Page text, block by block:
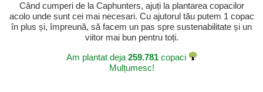
Când cumperi de la Caphunters, ajuți la plantarea copacilor
acolo unde sunt cei mai necesari. Cu ajutorul tău putem 1 copac
în plus și, împreună, să facem un pas spre sustenabilitate și un
viitor mai bun pentru toți.
Am plantat deja 259.781copaci
Mulțumesc!